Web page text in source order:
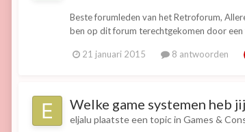
Beste forumleden van het Retroforum,
ben op dit forum terechtgekomen door
21 januari 2015 8 antwoorden
Welke game systemen heb
eljalu plaatste een topic in Games &